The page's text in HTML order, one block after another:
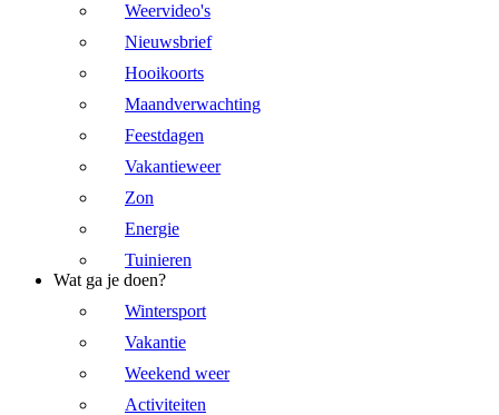
Weervideo's
Nieuwsbrief
Hooikoorts
Maandverwachting
Feestdagen
Vakantieweer
Zon
Energie
Tuinieren
Wat ga je doen?
Wintersport
Vakantie
Weekend weer
Activiteiten